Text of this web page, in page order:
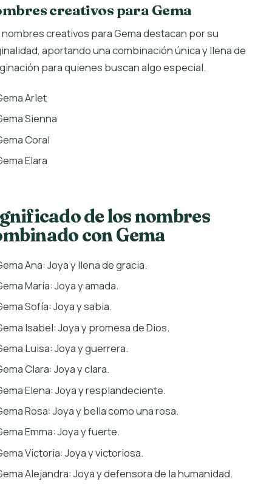
creativos para Gema
creativos para Gema destacan por su
aportando una combinación única y llena de
para quienes buscan algo especial.
Arlet
Sienna
Coral
Elara
de los nombres
con Gema
Ana: Joya y llena de gracia.
María: Joya y amada.
Sofía: Joya y sabia.
Isabel: Joya y promesa de Dios.
Luisa: Joya y guerrera.
Clara: Joya y clara.
Elena: Joya y resplandeciente.
Rosa: Joya y bella como una rosa.
Emma: Joya y fuerte.
Victoria: Joya y victoriosa.
Alejandra: Joya y defensora de la humanidad.